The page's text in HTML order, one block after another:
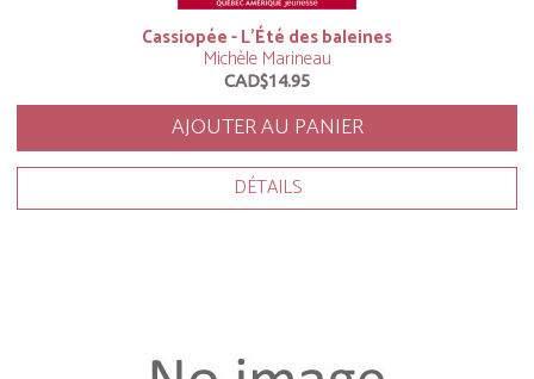
Cassiopée - L’Été des baleines
Michèle Marineau
CAD$14.95
AJOUTER AU PANIER
DÉTAILS